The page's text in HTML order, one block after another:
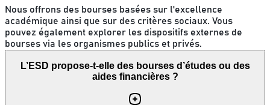
Nous offrons des bourses basées sur l'excellence
académique ainsi que sur des critères sociaux. Vous
pouvez également explorer les dispositifs externes de
bourses via les organismes publics et privés.
L’ESD propose-t-elle des bourses d’études ou des
aides financières ?